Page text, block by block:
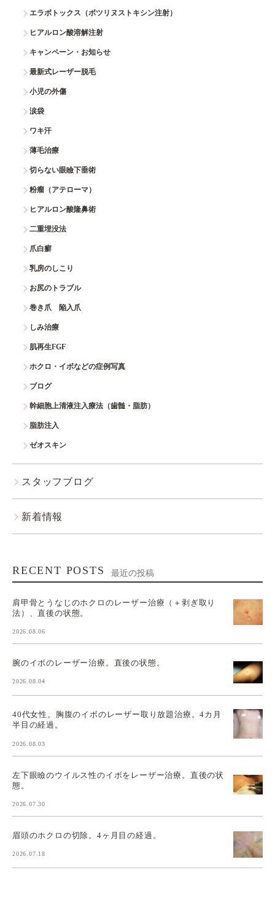
エラボトックス（ボツリヌストキシン注射）
ヒアルロン酸溶解注射
キャンペーン・お知らせ
最新式レーザー脱毛
小児の外傷
涙袋
ワキ汗
薄毛治療
切らない眼瞼下垂術
粉瘤（アテローマ）
ヒアルロン酸隆鼻術
二重埋没法
爪白癬
乳房のしこり
お尻のトラブル
巻き爪 陥入爪
しみ治療
肌再生FGF
ホクロ・イボなどの症例写真
ブログ
幹細胞上清液注入療法（歯髄・脂肪）
脂肪注入
ゼオスキン
スタッフブログ
新着情報
RECENT POSTS 最近の投稿
肩甲骨とうなじのホクロのレーザー治療（＋剥ぎ取り
法）、直後の状態。
2026.08.06
腕のイボのレーザー治療。直後の状態。
2026.08.04
40代女性。胸腹のイボのレーザー取り放題治療。4カ月
半目の経過。
2026.08.03
左下眼瞼のウイルス性のイボをレーザー治療。直後の状
態。
2026.07.30
眉頭のホクロの切除。4ヶ月目の経過。
2026.07.18